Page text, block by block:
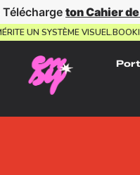
Téléchargeton Cahier
MÉRITE UN SYSTÈME VISUEL.